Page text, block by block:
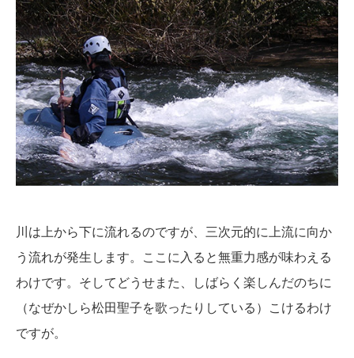
川は上から下に流れるのですが、三次元的に上流に向か
う流れが発生します。ここに入ると無重力感が味わえる
わけです。そしてどうせまた、しばらく楽しんだのちに
（なぜかしら松田聖子を歌ったりしている）こけるわけ
ですが。